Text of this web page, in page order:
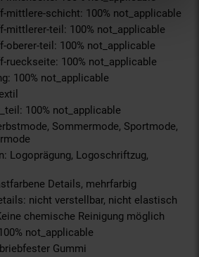
mittlere-schicht: 100% not_applicable
mittlerer-teil: 100% not_applicable
oberer-teil: 100% not_applicable
rueckseite: 100% not_applicable
100% not_applicable
100% not_applicable
Sommermode, Sportmode,
Logoprägung, Logoschriftzug,
Details, mehrfarbig
nicht verstellbar, nicht elastisch
chemische Reinigung möglich
not_applicable
Gummi